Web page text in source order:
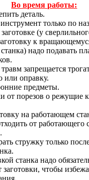
Во время работы:
деталь.
только по
(у
к
надо подавать
запрещается
или оправку.
предметы.
от порезов о режущие
на работающем
от работающего
стружку только
станка надо
заготовки, чтобы